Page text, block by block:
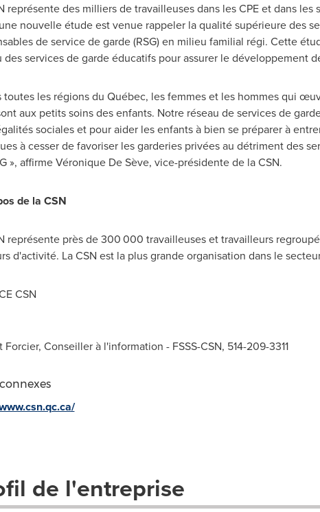
représente des milliers de travailleuses dans les CPE et dans
nouvelle étude est venue rappeler la qualité supérieure des
de service de garde (RSG) en milieu familial régi. Cette
des services de garde éducatifs pour assurer le développement
toutes les régions du Québec, les femmes et les hommes qui
aux petits soins des enfants. Notre réseau de services de
sociales et pour aider les enfants à bien se préparer à
à cesser de favoriser les garderies privées au détriment des
», affirme Véronique De Sève, vice-présidente de la CSN.
de la CSN
représente près de 300 000 travailleuses et travailleurs
d'activité. La CSN est la plus grande organisation dans le
CSN
Forcier, Conseiller à l'information - FSSS-CSN, 514-209-3311
de l'entreprise